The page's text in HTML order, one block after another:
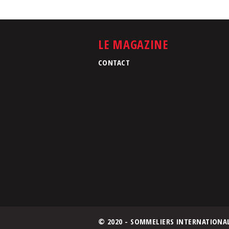
LE MAGAZINE
CONTACT
© 2020 - SOMMELIERS